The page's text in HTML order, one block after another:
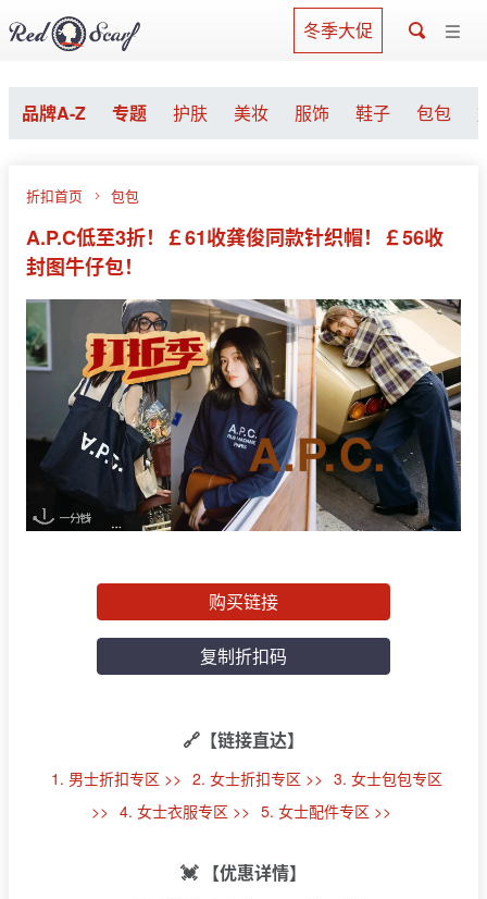
冬季大促
品牌A-Z 专题 护肤 美妆 服饰 鞋子 包包
折扣首页 包包
A.P.C低至3折！￡61收龚俊同款针织帽！￡56收
封图牛仔包！
购买链接
复制折扣码
🔗【链接直达】
1. 男士折扣专区 >> 2. 女士折扣专区 >> 3. 女士包包专区
>> 4. 女士衣服专区 >> 5. 女士配件专区 >>
💓 【优惠详情】